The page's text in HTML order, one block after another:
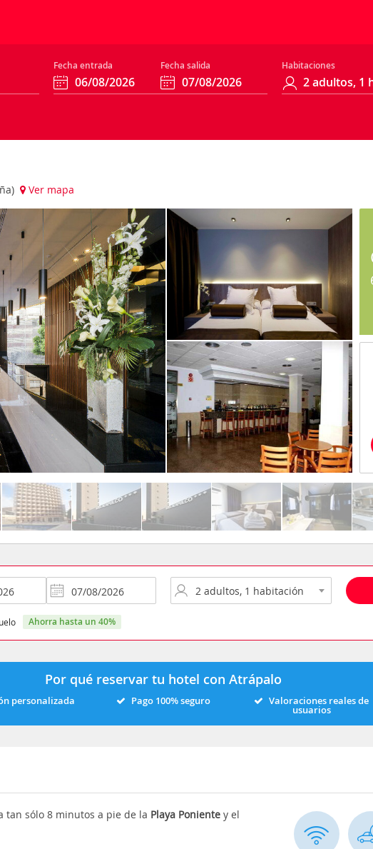
Fecha entrada Fecha salida Habitaciones
Ver mapa
ahorra hasta un 40%
Por qué reservar tu hotel con Atrápalo
personalizada Pago 100% seguro Valoraciones reales de
usuarios
tan sólo 8 minutos a pie de la Playa Poniente y el